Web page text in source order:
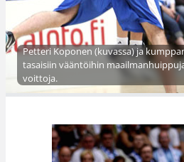
Petteri Koponen (kuvassa) ja
tasaisiin vääntöihin
voittoja.